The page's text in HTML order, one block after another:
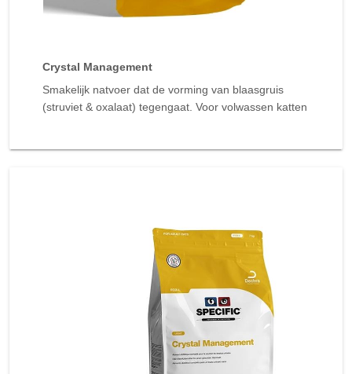
Crystal Management
Smakelijk natvoer dat de vorming van blaasgruis
(struviet & oxalaat) tegengaat. Voor volwassen katten